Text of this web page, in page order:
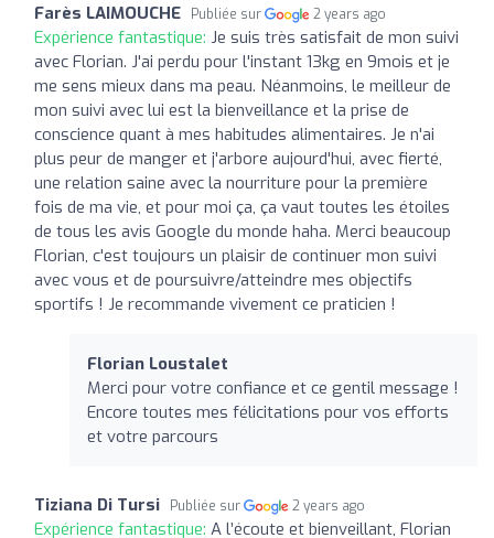
Farès LAIMOUCHE Publiée sur 2 years ago
Expérience fantastique: Je suis très satisfait de mon suivi
avec Florian. J'ai perdu pour l'instant 13kg en 9mois et je
me sens mieux dans ma peau. Néanmoins, le meilleur de
mon suivi avec lui est la bienveillance et la prise de
conscience quant à mes habitudes alimentaires. Je n'ai
plus peur de manger et j'arbore aujourd'hui, avec fierté,
une relation saine avec la nourriture pour la première
fois de ma vie, et pour moi ça, ça vaut toutes les étoiles
de tous les avis Google du monde haha. Merci beaucoup
Florian, c'est toujours un plaisir de continuer mon suivi
avec vous et de poursuivre/atteindre mes objectifs
sportifs ! Je recommande vivement ce praticien !
Florian Loustalet
Merci pour votre confiance et ce gentil message !
Encore toutes mes félicitations pour vos efforts
et votre parcours
Tiziana Di Tursi Publiée sur 2 years ago
Expérience fantastique: A l’écoute et bienveillant, Florian